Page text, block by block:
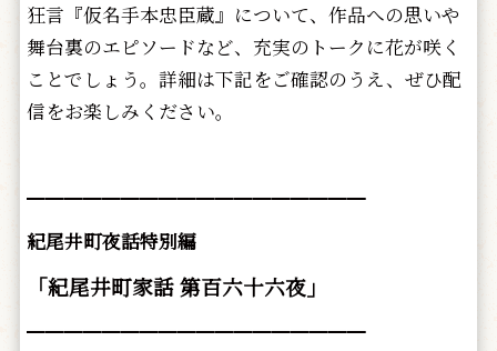
狂言『仮名手本忠臣蔵』について、作品への思いや
舞台裏のエピソードなど、充実のトークに花が咲く
ことでしょう。詳細は下記をご確認のうえ、ぜひ配
信をお楽しみください。
━━━━━━━━━━━━━━━━━━
紀尾井町夜話特別編
「紀尾井町家話 第百六十六夜」
━━━━━━━━━━━━━━━━━━